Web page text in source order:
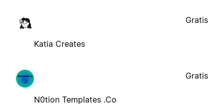
Katia Creates
Gratis
N0tion Templates .Co
Gratis